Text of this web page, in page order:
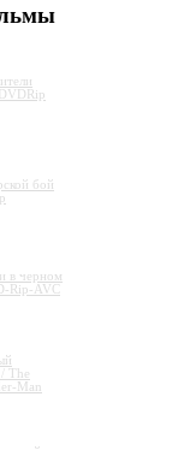
бой
в черном
Rip-AVC
The
Man